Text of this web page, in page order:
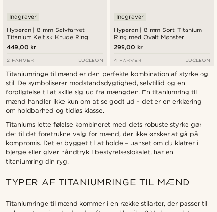
Hyperan | 8 mm Sølvfarvet
Titanium Keltisk Knude Ring
Indgraver
449,00 kr
2 FARVER LUCLEON
Hyperan | 8 mm Sort Titanium
Ring med Ovalt Mønster
Indgraver
299,00 kr
4 FARVER LUCLEON
Titaniumringe til mænd er den perfekte kombination af styrke og
stil. De symboliserer modstandsdygtighed, selvtillid og en
forpligtelse til at skille sig ud fra mængden. En titaniumring til
mænd handler ikke kun om at se godt ud – det er en erklæring
om holdbarhed og tidløs klasse.
Titaniums lette følelse kombineret med dets robuste styrke gør
det til det foretrukne valg for mænd, der ikke ønsker at gå på
kompromis. Det er bygget til at holde – uanset om du klatrer i
bjerge eller giver håndtryk i bestyrelseslokalet, har en
titaniumring din ryg.
TYPER AF TITANIUMRINGE TIL MÆND
Titaniumringe til mænd kommer i en række stilarter, der passer til